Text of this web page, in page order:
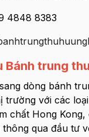
4848 8383
Bánh trung
dòng bánh
trường với các
chất Hong
qua đầu tư